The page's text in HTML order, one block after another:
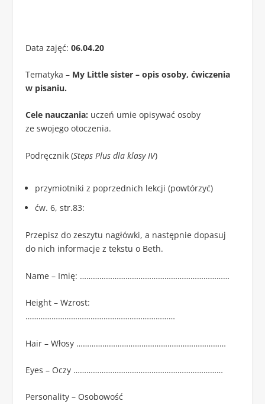
Data zajęć: 06.04.20
Tematyka – My Little sister – opis osoby, ćwiczenia
w pisaniu.
Cele nauczania: uczeń umie opisywać osoby
ze swojego otoczenia.
Podręcznik (Steps Plus dla klasy IV)
przymiotniki z poprzednich lekcji (powtórzyć)
ćw. 6, str.83:
Przepisz do zeszytu nagłówki, a następnie dopasuj
do nich informacje z tekstu o Beth.
Name – Imię: ……………………………………………………………
Height – Wzrost:
……………………………………………………………
Hair – Włosy ……………………………………………………………
Eyes – Oczy ……………………………………………………………
Personality – Osobowość